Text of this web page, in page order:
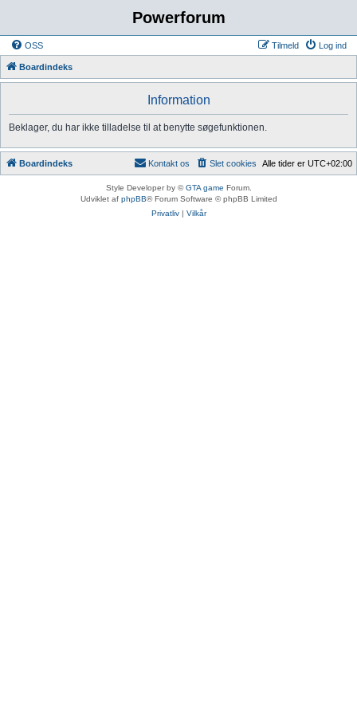
Powerforum
OSS Log ind
Tilmeld
Boardindeks
Information
Beklager, du har ikke tilladelse til at benytte søgefunktionen.
Boardindeks Alle tider er UTC+02:00
Slet cookies
Kontakt os
Style Developer by ©GTA game Forum.
Udviklet af phpBB® Forum Software © phpBB Limited
Privatliv| Vilkår